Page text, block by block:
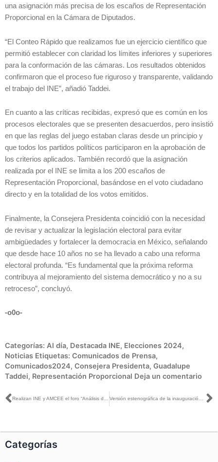
una asignación más precisa de los escaños de Representación
Proporcional en la Cámara de Diputados.
“El Conteo Rápido que realizamos fue un ejercicio científico que
permitió establecer con claridad los límites inferiores y superiores
para la conformación de las cámaras. Los resultados obtenidos
confirmaron que el proceso fue riguroso y transparente, validando
el trabajo del INE”, añadió Taddei.
En cuanto a las críticas recibidas, expresó que es común en los
procesos electorales que se presenten desacuerdos, pero insistió
en que las reglas del juego estaban claras desde un principio y
que todos los partidos políticos participaron en la aprobación de
los criterios aplicados. También recordó que la asignación
realizada por el INE se limita a los 200 escaños de
Representación Proporcional, basándose en el voto ciudadano
directo y en la totalidad de los votos emitidos.
Finalmente, la Consejera Presidenta coincidió con la necesidad
de revisar y actualizar la legislación electoral para evitar
ambigüedades y fortalecer la democracia en México, señalando
que desde hace 10 años no se ha llevado a cabo una reforma
electoral profunda. “Es fundamental que la próxima reforma
contribuya al mejoramiento del sistema democrático y no a su
retroceso”, concluyó.
-o0o-
Categorías: Al día, Destacada INE, Elecciones 2024,
Noticias Etiquetas: Comunicados de Prensa,
Comunicados2024, Consejera Presidenta, Guadalupe
Taddei, Representación Proporcional Deja un comentario
Ant
Categorías